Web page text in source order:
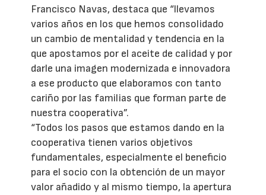
Francisco Navas, destaca que “llevamos
varios años en los que hemos consolidado
un cambio de mentalidad y tendencia en la
que apostamos por el aceite de calidad y por
darle una imagen modernizada e innovadora
a ese producto que elaboramos con tanto
cariño por las familias que forman parte de
nuestra cooperativa”.
“Todos los pasos que estamos dando en la
cooperativa tienen varios objetivos
fundamentales, especialmente el beneficio
para el socio con la obtención de un mayor
valor añadido y al mismo tiempo, la apertura